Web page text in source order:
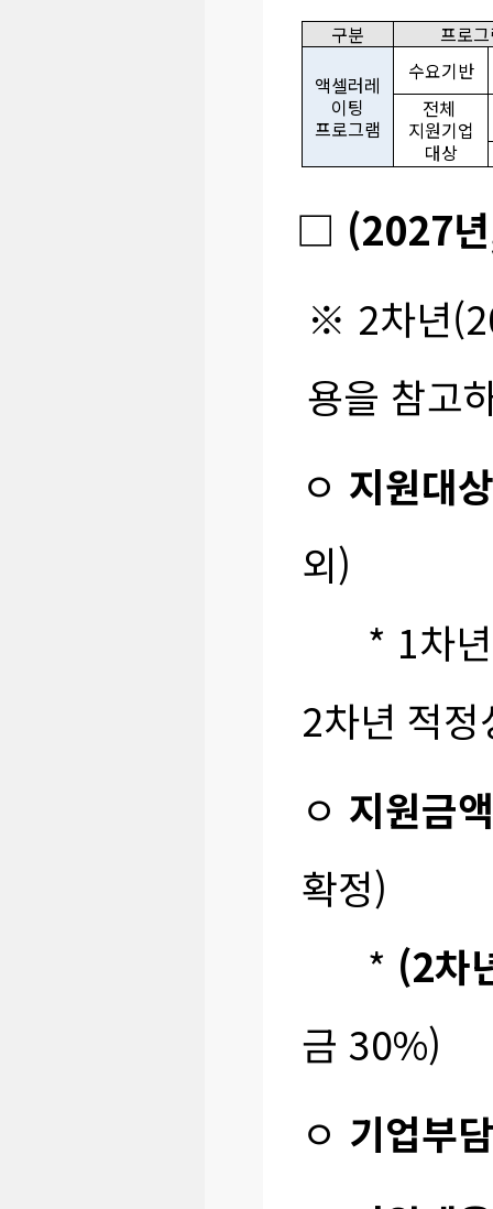
구분
프로
액셀러레
이팅
프로그램
수요기반
전체
지원기업
대상
□ (2027년
※ 2차년
용을 참고
ㅇ 지원대
외)
* 1차년
2차년 적
ㅇ 지원금
확정)
* (2차
금 30%)
ㅇ 기업부